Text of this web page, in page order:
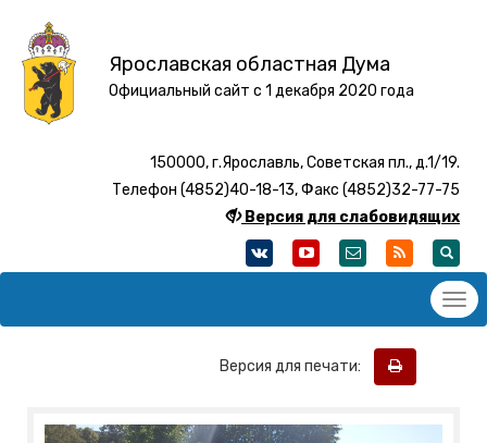
Ярославская областная Дума
Официальный сайт с 1 декабря 2020 года
150000, г.Ярославль, Советская пл., д.1/19.
Телефон (4852)40-18-13, Факс (4852)32-77-75
Версия для слабовидящих
Версия для печати: